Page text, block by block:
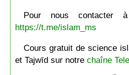
Pour nous contacter à
https://t.me/islam_ms
Cours gratuit de science
et Tajwīd sur notre chaîne